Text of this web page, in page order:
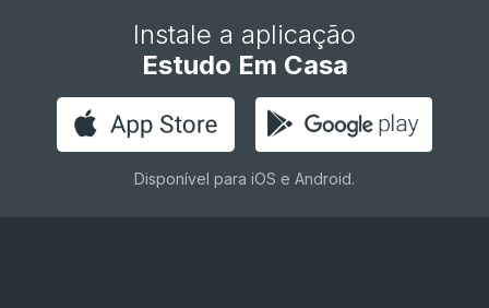
Instale a aplicação
Estudo Em Casa
Disponível para iOS e Android.